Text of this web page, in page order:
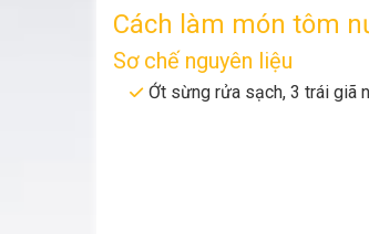
Cách làm món tôm
Sơ chế nguyên liệu
Ớt sừng rửa sạch, 3 trái giã